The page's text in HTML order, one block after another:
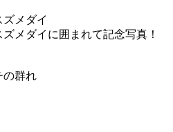
ズメダイ
ズメダイに囲まれて記念写真！
の群れ